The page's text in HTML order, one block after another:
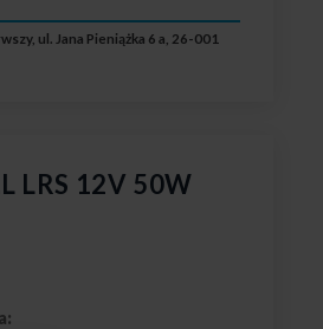
ul. Jana Pieniążka 6 a, 26-001
LRS 12V 50W